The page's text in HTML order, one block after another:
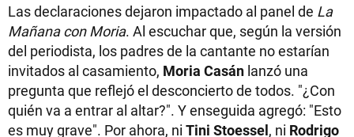
Las declaraciones dejaron impactado al panel de La
Mañana con Moria. Al escuchar que, según la versión
del periodista, los padres de la cantante no estarían
invitados al casamiento, Moria Casán lanzó una
pregunta que reflejó el desconcierto de todos. "¿Con
quién va a entrar al altar?". Y enseguida agregó: "Esto
es muy grave". Por ahora, ni Tini Stoessel, ni Rodrigo